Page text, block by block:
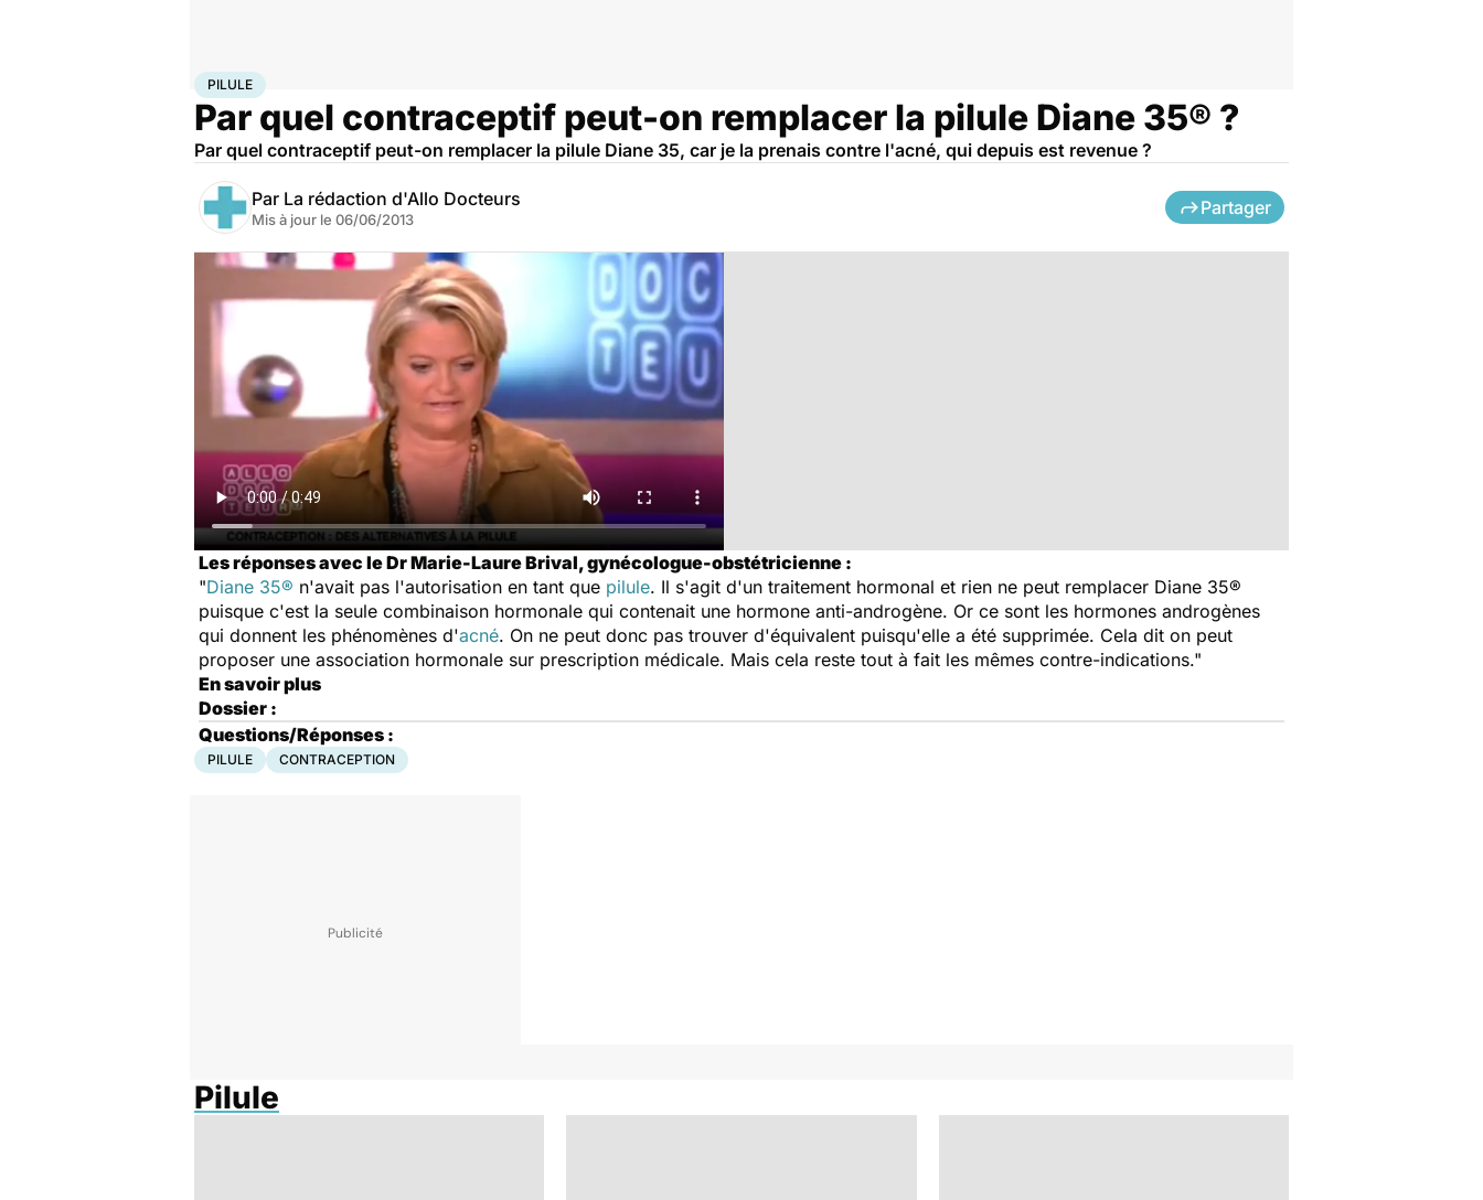
Accueil Santé
PILULE
Par quel contraceptif peut-on remplacer la pilule Diane 35® ?
Par quel contraceptif peut-on remplacer la pilule Diane 35, car je la prenais contre l'acné, qui depuis est revenue ?
Par La rédaction d'Allo Docteurs
Mis à jour le 06/06/2013
Partager
Les réponses avec le Dr Marie-Laure Brival, gynécologue-obstétricienne :
"Diane 35® n'avait pas l'autorisation en tant que pilule. Il s'agit d'un traitement hormonal et rien ne peut remplacer Diane 35®
puisque c'est la seule combinaison hormonale qui contenait une hormone anti-androgène. Or ce sont les hormones androgènes
qui donnent les phénomènes d'acné. On ne peut donc pas trouver d'équivalent puisqu'elle a été supprimée. Cela dit on peut
proposer une association hormonale sur prescription médicale. Mais cela reste tout à fait les mêmes contre-indications."
En savoir plus
Dossier :
Questions/Réponses :
PILULE CONTRACEPTION
Pilule